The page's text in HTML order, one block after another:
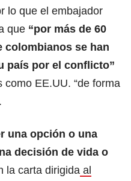
lo que el embajador
que “por más de 60
colombianos se han
país por el conflicto”
como EE.UU. “de forma
una opción o una
decisión de vida o
la carta dirigida al